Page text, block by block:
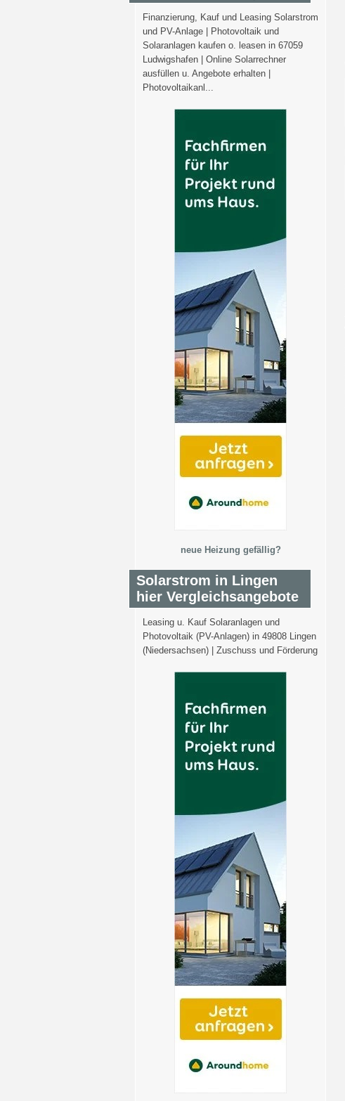
Finanzierung, Kauf und Leasing Solarstrom
und PV-Anlage | Photovoltaik und
Solaranlagen kaufen o. leasen in 67059
Ludwigshafen | Online Solarrechner
ausfüllen u. Angebote erhalten |
Photovoltaikanl...
neue Heizung gefällig?
Solarstrom in Lingen
hier Vergleichsangebote
Leasing u. Kauf Solaranlagen und
Photovoltaik (PV-Anlagen) in 49808 Lingen
(Niedersachsen) | Zuschuss und Förderung